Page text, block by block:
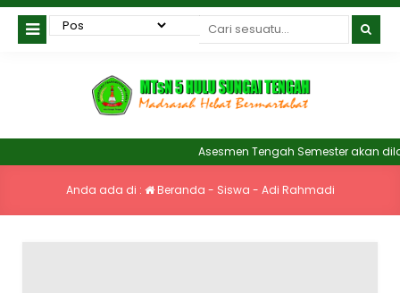
Asesmen Tengah Semester akan
Anda ada di : Beranda - Siswa - Adi Rahmadi